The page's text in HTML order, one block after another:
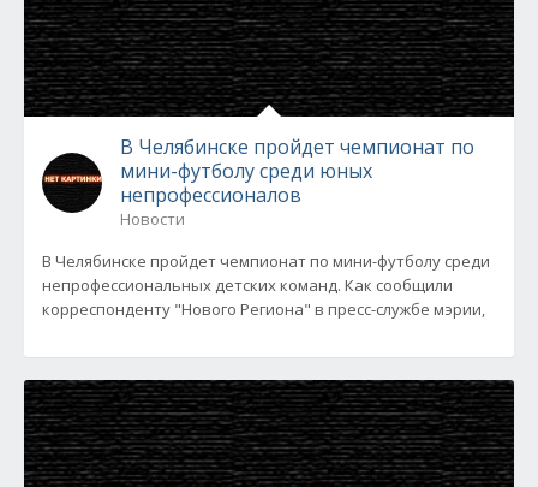
В Челябинске пройдет чемпионат по
мини-футболу среди юных
непрофессионалов
Новости
В Челябинске пройдет чемпионат по мини-футболу среди
непрофессиональных детских команд. Как сообщили
корреспонденту "Нового Региона" в пресс-службе мэрии,